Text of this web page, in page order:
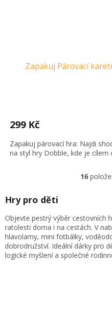
Zapakuj Párovací
299 Kč
Zapakuj párovací hra: Najdi
na styl hry Dobble, kde je cílem
í
16
Hry pro děti
Objevte pestrý výběr cestovních
ratolesti doma i na cestách. V
hlavolamy, mini fotbálky,
dobrodružství. Ideální dárky pro
logické myšlení a společné